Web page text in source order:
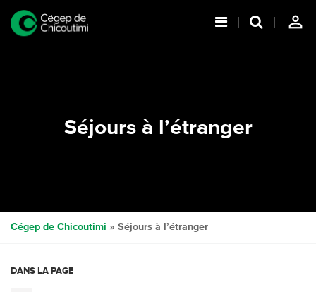
person_outline
Séjours à l’étranger
Cégep de Chicoutimi » Séjours à l’étranger
DANS LA PAGE